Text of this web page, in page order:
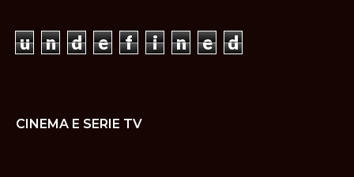
u n d e f i n e d
CINEMA E SERIE TV